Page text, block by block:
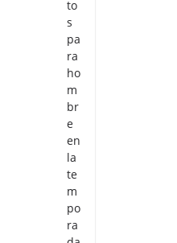
to
s
pa
ra
ho
m
br
e
en
la
te
m
po
ra